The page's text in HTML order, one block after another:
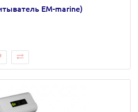
EM-marine)